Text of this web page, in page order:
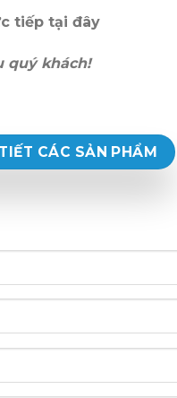
tiếp tại đây
quý khách!
CÁC SẢN PHẨM